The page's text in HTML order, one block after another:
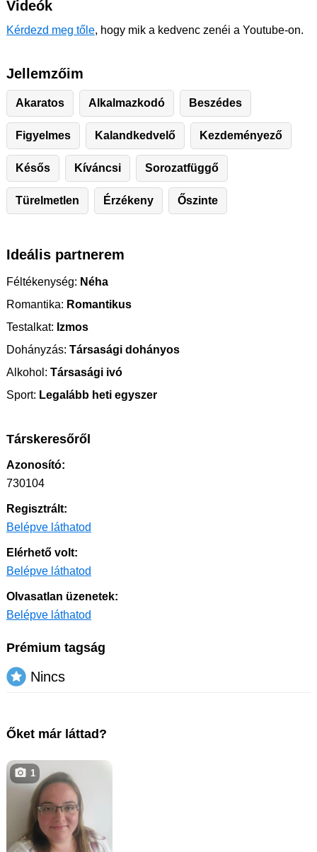
Videók
Kérdezd meg tőle, hogy mik a kedvenc zenéi a Youtube-on.
Jellemzőim
Akaratos Alkalmazkodó Beszédes
Figyelmes Kalandkedvelő Kezdeményező
Késős Kíváncsi Sorozatfüggő
Türelmetlen Érzékeny Őszinte
Ideális partnerem
Féltékenység: Néha
Romantika: Romantikus
Testalkat: Izmos
Dohányzás: Társasági dohányos
Alkohol: Társasági ivó
Sport: Legalább heti egyszer
Társkeresőről
Azonosító:
730104
Regisztrált:
Belépve láthatod
Elérhető volt:
Belépve láthatod
Olvasatlan üzenetek:
Belépve láthatod
Prémium tagság
Nincs
Őket már láttad?
1